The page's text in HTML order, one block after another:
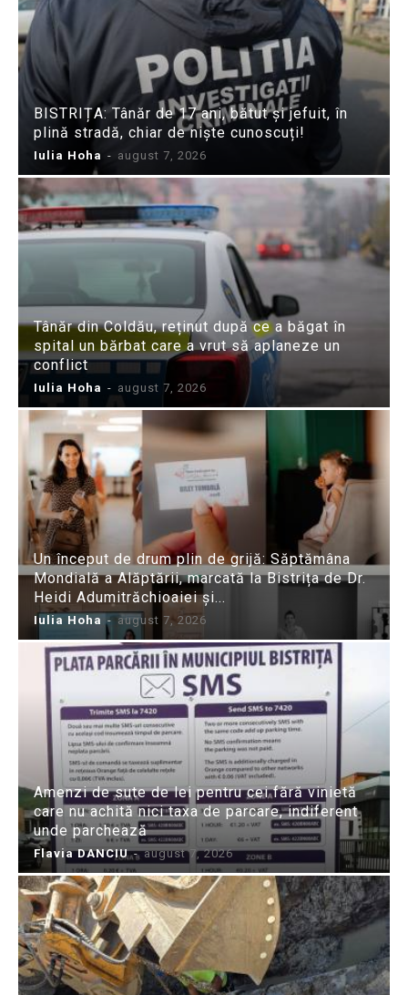
BISTRIȚA: Tânăr de 17 ani, bătut și jefuit, în
plină stradă, chiar de niște cunoscuți!
Iulia Hoha - august 7, 2026
Tânăr din Coldău, reținut după ce a băgat în
spital un bărbat care a vrut să aplaneze un
conflict
Iulia Hoha - august 7, 2026
Un început de drum plin de grijă: Săptămâna
Mondială a Alăptării, marcată la Bistrița de Dr.
Heidi Adumitrăchioaiei și...
Iulia Hoha - august 7, 2026
Amenzi de sute de lei pentru cei fără vinietă
care nu achită nici taxa de parcare, indiferent
unde parchează
Flavia DANCIU - august 7, 2026